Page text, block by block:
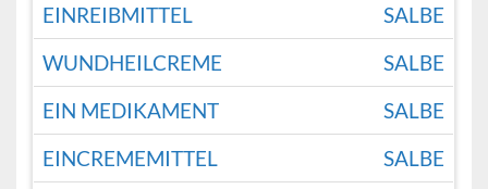
EINREIBMITTEL
SALBE
WUNDHEILCREME
SALBE
EIN MEDIKAMENT
SALBE
EINCREMEMITTEL
SALBE